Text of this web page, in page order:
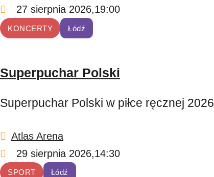
27 sierpnia 2026,19:00
KONCERTY Łódź
Superpuchar Polski
Superpuchar Polski w piłce ręcznej 2026
Atlas Arena
29 sierpnia 2026,14:30
SPORT Łódź